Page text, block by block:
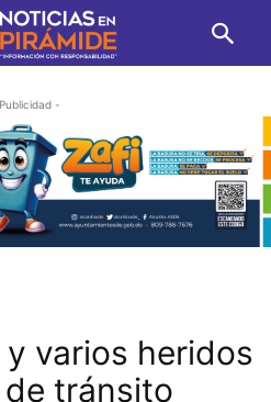
-
varios heridos
tránsito